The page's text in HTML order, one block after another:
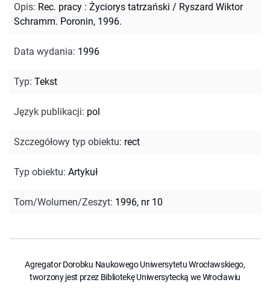
Opis: Rec. pracy : Życiorys tatrzański / Ryszard Wiktor
Schramm. Poronin, 1996.
Data wydania: 1996
Typ: Tekst
Język publikacji: pol
Szczegółowy typ obiektu: rect
Typ obiektu: Artykuł
Tom/Wolumen/Zeszyt: 1996, nr 10
Agregator Dorobku Naukowego Uniwersytetu Wrocławskiego,
tworzony jest przez Bibliotekę Uniwersytecką we Wrocławiu